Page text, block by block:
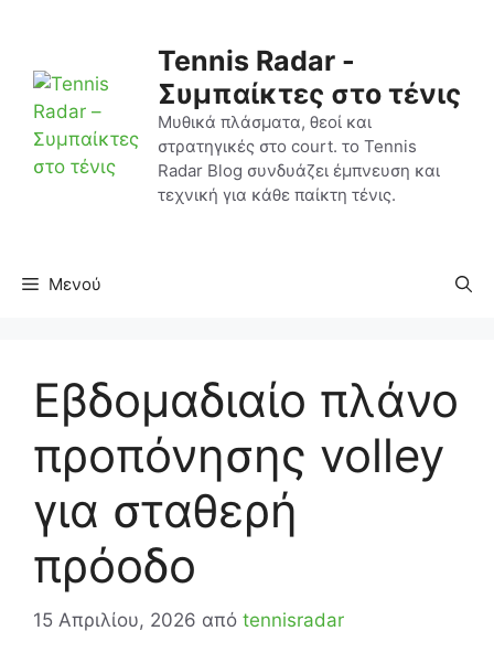
περιεχόμενο
Tennis Radar -
Συμπαίκτες στο τένις
Μυθικά πλάσματα, θεοί και
στρατηγικές στο court. το Tennis
Radar Blog συνδυάζει έμπνευση και
τεχνική για κάθε παίκτη τένις.
Μενού
Εβδομαδιαίο πλάνο
προπόνησης volley
για σταθερή
πρόοδο
15 Απριλίου, 2026 από tennisradar